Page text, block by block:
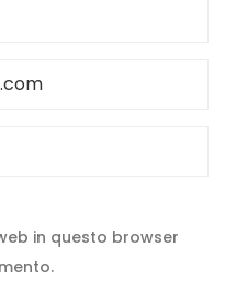
in questo browser